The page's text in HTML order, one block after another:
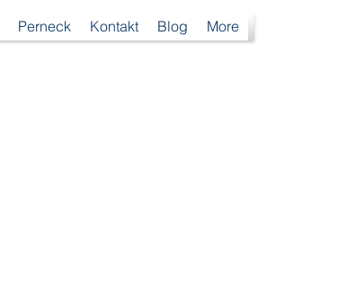
Perneck Kontakt Blog More